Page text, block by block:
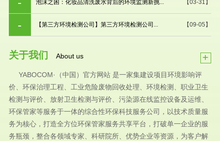
【03-31】
泡沫之困：化妆品清洗废水背后的环境监测新挑...
【09-05】
【第三方环境检测公司】第三方环境检测公司...
关于我们 About us +
YABOCOM·（中国）官方网站 是一家集建设项目环境影响评
价、环保治理工程、工业危险废物回收处理、环境检测、职业卫生
检测与评价、放射卫生检测与评价、污染源在线监控设备及运维、
环保管家等服务于一体的综合性环保科技服务公司，以技术质量服
务为核心，打造全方位环保管家服务共享平台，打破单一企业的服
务瓶颈，整合各领域专家、科研院所、优势企业等资源，为客户解